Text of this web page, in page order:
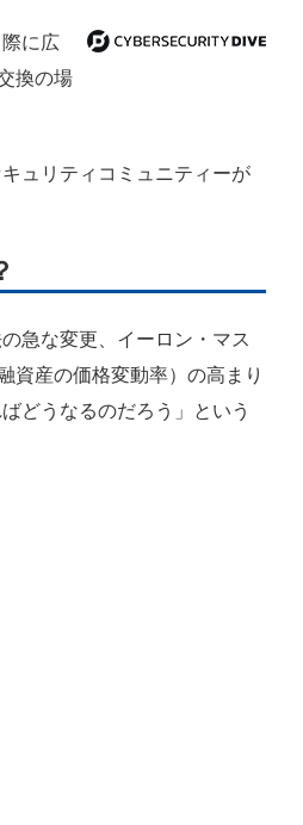
に広
換の場
ュリティコミュニティーが
急な変更、イーロン・マス
資産の価格変動率）の高まり
どうなるのだろう」という